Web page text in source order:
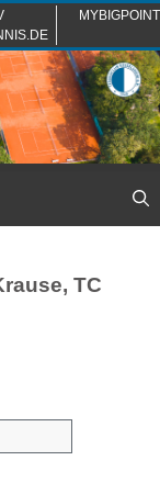
MYBIGPOINT
TC